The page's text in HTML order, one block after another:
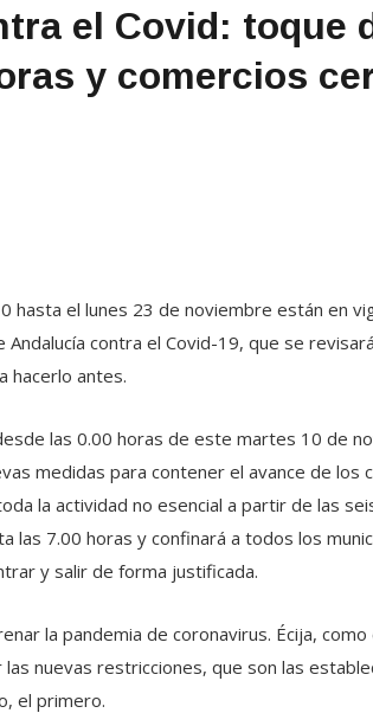
el Covid: toque
y comercios
hasta el lunes 23 de noviembre están en
contra el Covid-19, que se
hacerlo antes.
las 0.00 horas de este martes 10 de
medidas para contener el avance de los
la actividad no esencial a partir de las
las 7.00 horas y confinará a todos los
y salir de forma justificada.
la pandemia de coronavirus. Écija,
nuevas restricciones, que son las
el primero.